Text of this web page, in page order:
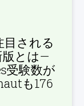
される
版とは—
受験数が
も176